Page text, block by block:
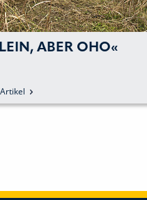
30-JÄHRIGES
SETZT AUF